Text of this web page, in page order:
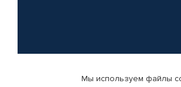
© КАМАЗ ЦЕНТР ДОНЕЦК, 2015-2026. Все
Мы используем файлы